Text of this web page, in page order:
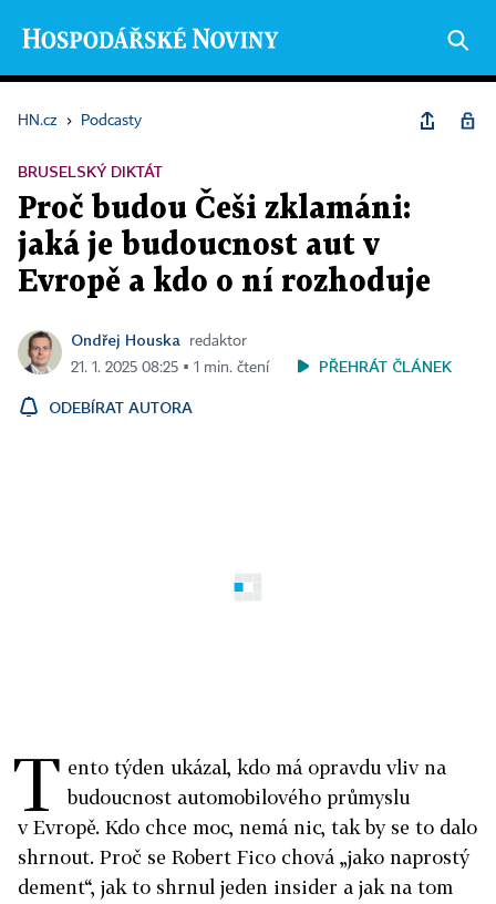
HN.cz › Podcasty
BRUSELSKÝ DIKTÁT
Proč budou Češi zklamáni:
jaká je budoucnost aut v
Evropě a kdo o ní rozhoduje
Ondřej Houska
redaktor
21. 1. 2025 08:25 ▪ 1 min. čtení
PŘEHRÁT ČLÁNEK
ODEBÍRAT AUTORA
T ento týden ukázal, kdo má opravdu vliv na
budoucnost automobilového průmyslu
v Evropě. Kdo chce moc, nemá nic, tak by se to dalo
shrnout. Proč se Robert Fico chová „jako naprostý
dement“, jak to shrnul jeden insider a jak na tom